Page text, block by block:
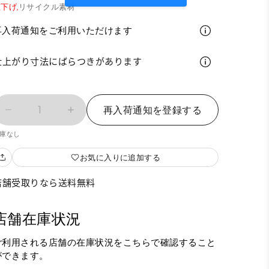
げ, リサイクル素材
入荷通知をご利用いただけます
上がり寸法にばらつきがあります
1 再入荷通知を登録する
なし
お気に入りに追加する
舗受取りなら送料無料
舗在庫状況
利用される店舗の在庫状況をこちらで確認すること
きます。